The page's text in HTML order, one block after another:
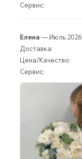
Сервис:
Елена — Июль 2026
Доставка:
Цена/Качество:
Сервис: